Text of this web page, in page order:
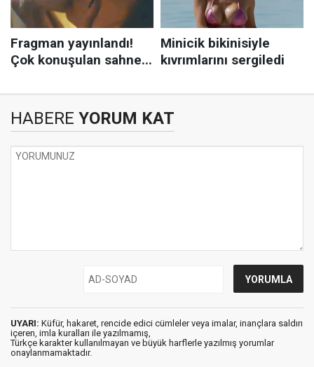
HABERE YORUM KAT
UYARI: Küfür, hakaret, rencide edici cümleler veya imalar, inançlara saldırı
içeren, imla kuralları ile yazılmamış,
Türkçe karakter kullanılmayan ve büyük harflerle yazılmış yorumlar
onaylanmamaktadır.